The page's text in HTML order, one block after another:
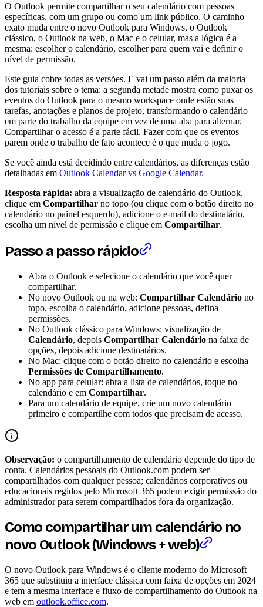
O Outlook permite compartilhar o seu calendário com pessoas
específicas, com um grupo ou como um link público. O caminho
exato muda entre o novo Outlook para Windows, o Outlook
clássico, o Outlook na web, o Mac e o celular, mas a lógica é a
mesma: escolher o calendário, escolher para quem vai e definir o
nível de permissão.
Este guia cobre todas as versões. E vai um passo além da maioria
dos tutoriais sobre o tema: a segunda metade mostra como puxar os
eventos do Outlook para o mesmo workspace onde estão suas
tarefas, anotações e planos de projeto, transformando o calendário
em parte do trabalho da equipe em vez de uma aba para alternar.
Compartilhar o acesso é a parte fácil. Fazer com que os eventos
parem onde o trabalho de fato acontece é o que muda o jogo.
Se você ainda está decidindo entre calendários, as diferenças estão
detalhadas em Outlook Calendar vs Google Calendar.
Resposta rápida: abra a visualização de calendário do Outlook,
clique em Compartilhar no topo (ou clique com o botão direito no
calendário no painel esquerdo), adicione o e-mail do destinatário,
escolha um nível de permissão e clique em Compartilhar.
Passo a passo rápido
Abra o Outlook e selecione o calendário que você quer
compartilhar.
No novo Outlook ou na web: Compartilhar Calendário no
topo, escolha o calendário, adicione pessoas, defina
permissões.
No Outlook clássico para Windows: visualização de
Calendário, depois Compartilhar Calendário na faixa de
opções, depois adicione destinatários.
No Mac: clique com o botão direito no calendário e escolha
Permissões de Compartilhamento.
No app para celular: abra a lista de calendários, toque no
calendário e em Compartilhar.
Para um calendário de equipe, crie um novo calendário
primeiro e compartilhe com todos que precisam de acesso.
Observação: o compartilhamento de calendário depende do tipo de
conta. Calendários pessoais do Outlook.com podem ser
compartilhados com qualquer pessoa; calendários corporativos ou
educacionais regidos pelo Microsoft 365 podem exigir permissão do
administrador para serem compartilhados fora da organização.
Como compartilhar um calendário no
novo Outlook (Windows + web)
O novo Outlook para Windows é o cliente moderno do Microsoft
365 que substituiu a interface clássica com faixa de opções em 2024
e tem a mesma interface e fluxo de compartilhamento do Outlook na
web em outlook.office.com.